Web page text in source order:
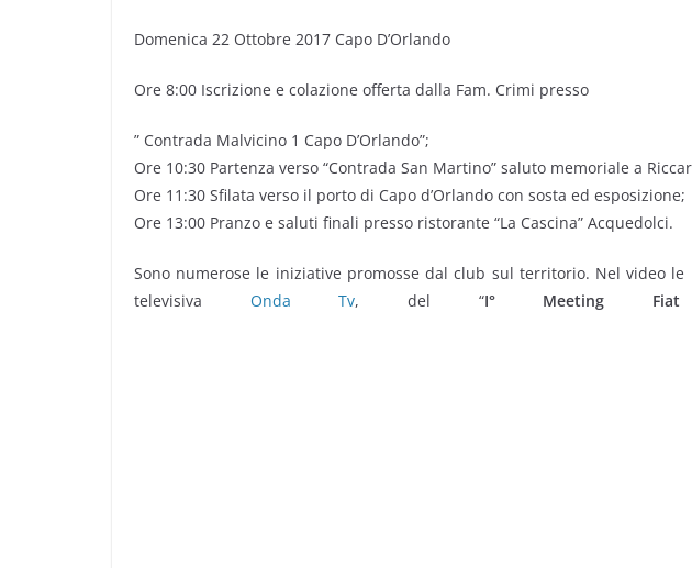
Domenica 22 Ottobre 2017 Capo D’Orlando
Ore 8:00 Iscrizione e colazione offerta dalla Fam. Crimi presso
” Contrada Malvicino 1 Capo D’Orlando”;
Ore 10:30 Partenza verso “Contrada San Martino” saluto memoriale a
Ore 11:30 Sfilata verso il porto di Capo d’Orlando con sosta ed esposizione;
Ore 13:00 Pranzo e saluti finali presso ristorante “La Cascina” Acquedolci.
Sono numerose le iniziative promosse dal club sul territorio. Nel video le
televisiva Onda Tv, del “I° Meeting